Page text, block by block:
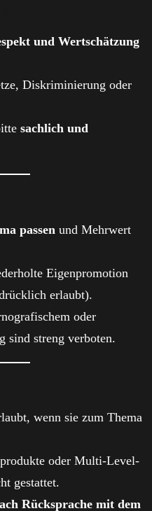
und Wertschätzung
Diskriminierung oder
sachlich und
passen und Mehrwert
Eigenpromotion
erlaubt).
oder
sind streng verboten.
wenn sie zum Thema
oder Multi-Level-
gestattet.
Rücksprache mit dem